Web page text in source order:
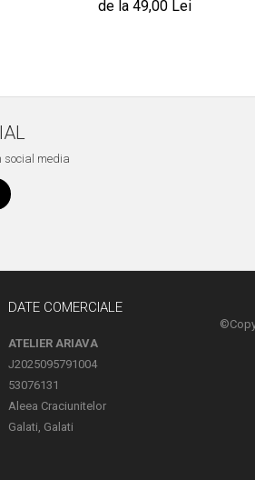
de la 49,00 Lei
social media
DATE COMERCIALE
ATELIER ARIAVA
J2025095791004
53076131
Aleea Craciunitelor
Galati, Galati